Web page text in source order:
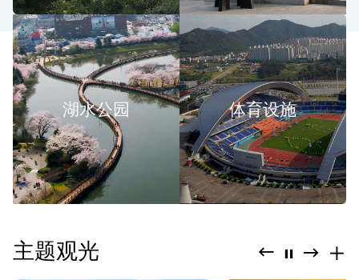
서
구
청">
湖水公园 体育设施
主题观光